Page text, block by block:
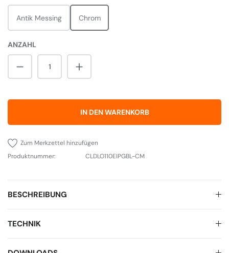
Antik Messing Chrom
ANZAHL
Produkt Anzahl: Gib den gewünschten
IN DEN WARENKORB
Zum Merkzettel hinzufügen
Produktnummer:
CLDLO110EIPGBL-CM
BESCHREIBUNG
TECHNIK